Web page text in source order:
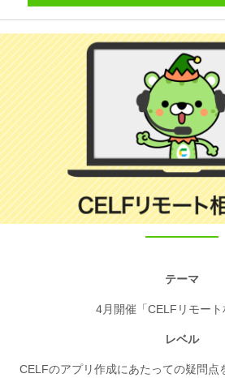
テーマ
4月開催「CELFリモート
レベル
CELFのアプリ作成にあたっての疑問点